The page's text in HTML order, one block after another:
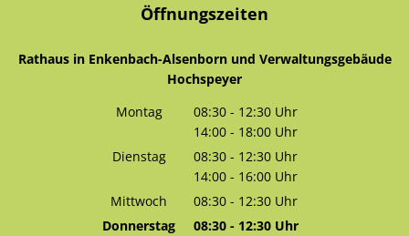
Öffnungszeiten
Rathaus in Enkenbach-Alsenborn und Verwaltungsgebäude
Hochspeyer
Montag
08:30 - 12:30 Uhr
Von 08:30 bis 12:30 Uhr
14:00 - 18:00 Uhr
Von 14:00 bis 18:00 Uhr
Dienstag 08:30 - 12:30 Uhr
Von 08:30 bis 12:30 Uhr
14:00 - 16:00 Uhr
Von 14:00 bis 16:00 Uhr
Mittwoch 08:30 - 12:30 Uhr
Von 08:30 bis 12:30 Uhr
Donnerstag 08:30- 12:30Uhr